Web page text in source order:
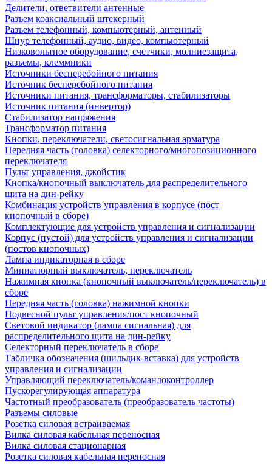
Делители, ответвители антенные
Разъем коаксиальный штекерный
Разъем телефонный, компьютерный, антенный
Шнур телефонный, аудио, видео, компьютерный
Низковольтное оборудование, счетчики, молниезащита,
разъемы, клеммники
Источники бесперебойного питания
Источник бесперебойного питания
Источники питания, трансформаторы, стабилизаторы
Источник питания (инвертор)
Стабилизатор напряжения
Трансформатор питания
Кнопки, переключатели, светосигнальная арматура
Передняя часть (головка) селекторного/многопозиционного
переключателя
Пульт управления, джойстик
Кнопка/кнопочный выключатель для распределительного
щита на дин-рейку
Комбинация устройств управления в корпусе (пост
кнопочный в сборе)
Комплектующие для устройств управления и сигнализации
Корпус (пустой) для устройств управления и сигнализации
(постов кнопочных)
Лампа индикаторная в сборе
Миниатюрный выключатель, переключатель
Нажимная кнопка (кнопочный выключатель/переключатель) в
сборе
Передняя часть (головка) нажимной кнопки
Подвесной пульт управления/пост кнопочный
Световой индикатор (лампа сигнальная) для
распределительного щита на дин-рейку
Селекторный переключатель в сборе
Табличка обозначения (шильдик-вставка) для устройств
управления и сигнализации
Управляющий переключатель/командоконтроллер
Пускорегулирующая аппаратура
Частотный преобразователь (преобразователь частоты)
Разъемы силовые
Розетка силовая встраиваемая
Вилка силовая кабельная переносная
Вилка силовая стационарная
Розетка силовая кабельная переносная